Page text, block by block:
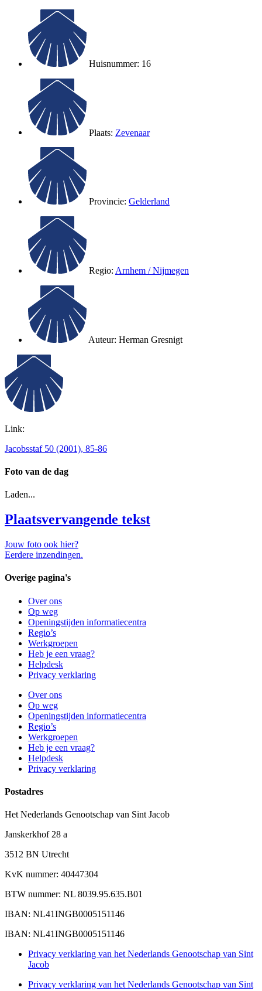
Huisnummer: 16
Plaats: Zevenaar
Provincie: Gelderland
Regio: Arnhem / Nijmegen
Auteur: Herman Gresnigt
Link:
Jacobsstaf 50 (2001), 85-86
Foto van de dag
Laden...
Plaatsvervangende tekst
Jouw foto ook hier?
Eerdere inzendingen.
Overige pagina's
Over ons
Op weg
Openingstijden informatiecentra
Regio’s
Werkgroepen
Heb je een vraag?
Helpdesk
Privacy verklaring
Over ons
Op weg
Openingstijden informatiecentra
Regio’s
Werkgroepen
Heb je een vraag?
Helpdesk
Privacy verklaring
Postadres
Het Nederlands Genootschap van Sint Jacob
Janskerkhof 28 a
3512 BN Utrecht
KvK nummer: 40447304
BTW nummer: NL 8039.95.635.B01
IBAN: NL41INGB0005151146
IBAN: NL41INGB0005151146
Privacy verklaring van het Nederlands Genootschap van Sint
Jacob
Privacy verklaring van het Nederlands Genootschap van Sint